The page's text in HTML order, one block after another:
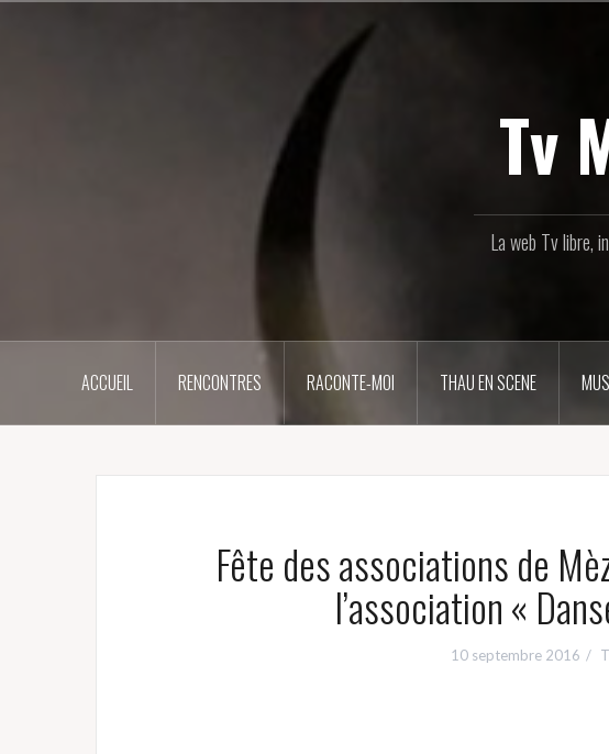
Tv
La web Tv libre,
ACCUEIL RENCONTRES RACONTE-MOI THAU EN SCENE
Fête des associations de
l’association «
10 septembre 2016